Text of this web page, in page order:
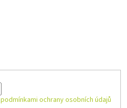
podmínkami ochrany osobních údajů